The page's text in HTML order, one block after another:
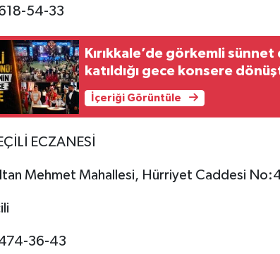
54-33
Kırıkkale’de görkemli
katıldığı gece konsere
İçeriği Görüntüle
ECZANESİ
Mehmet Mahallesi, Hürriyet Caddesi
36-43